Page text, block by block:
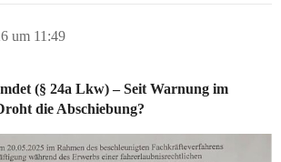
um 11:49
(§ 24a Lkw) – Seit Warnung im
die Abschiebung?